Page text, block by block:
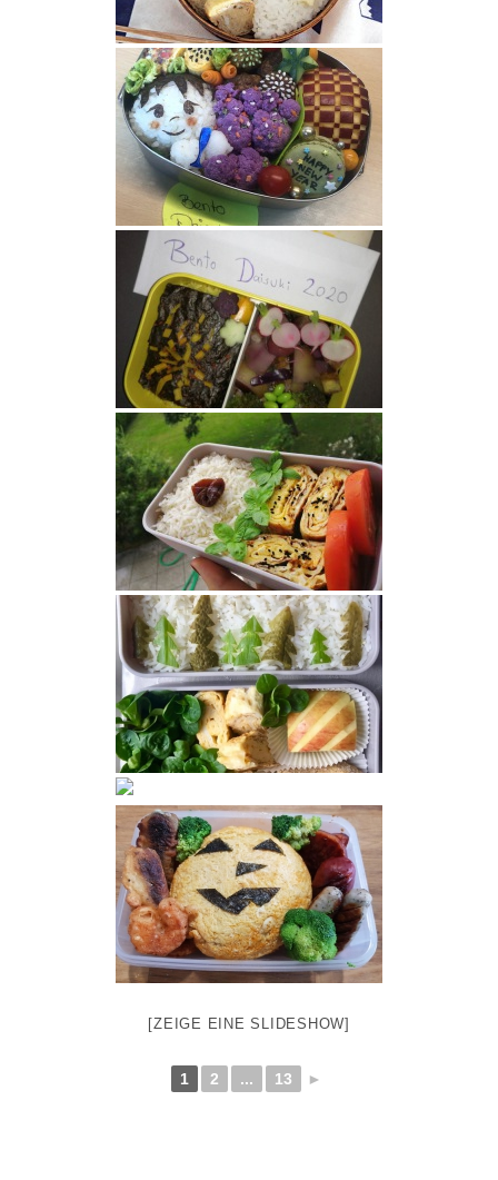
[ZEIGE EINE SLIDESHOW]
1 2 ... 13 ►